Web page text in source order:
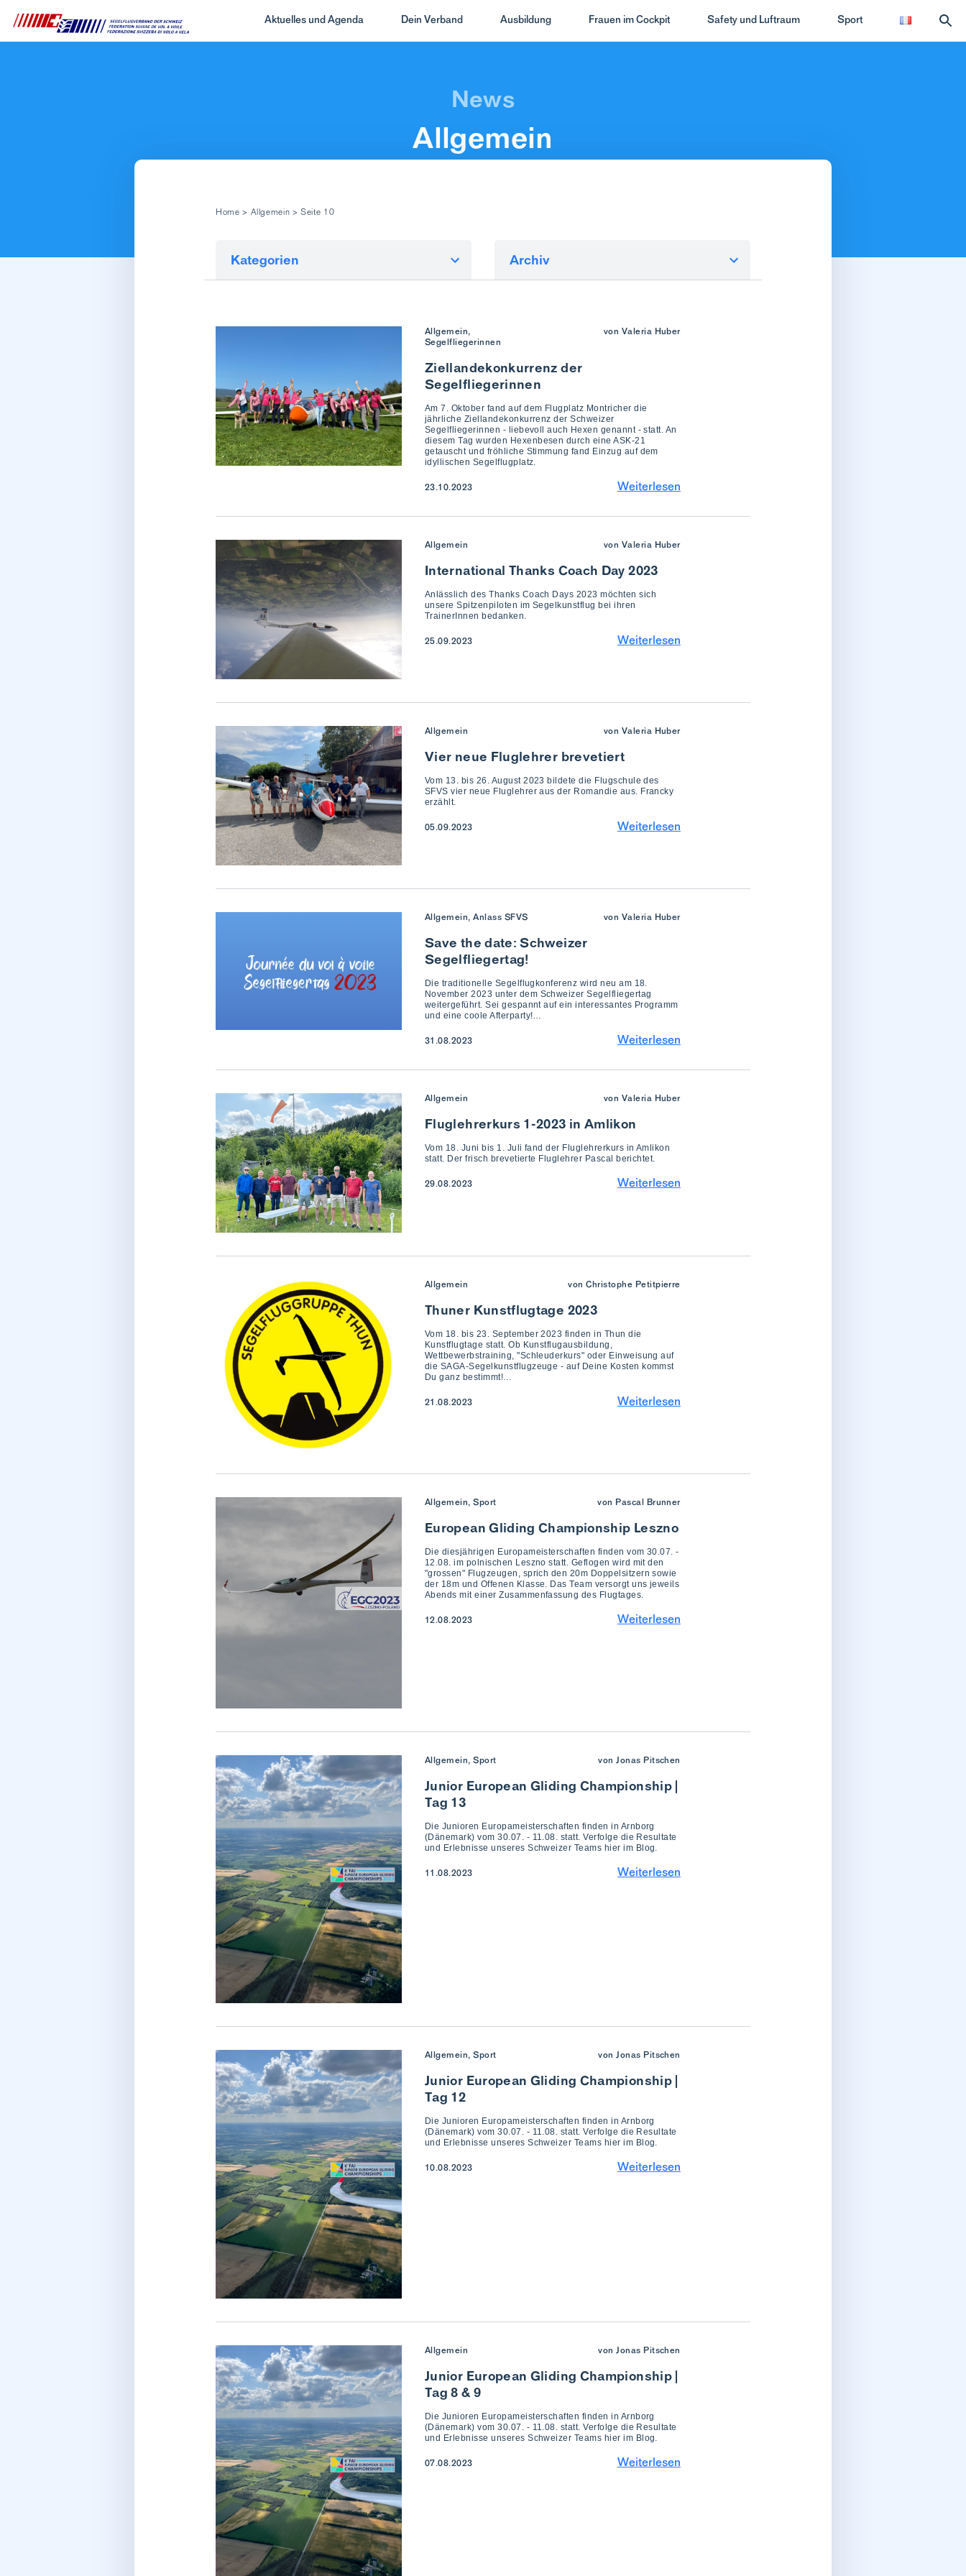
Aktuelles und Agenda Dein Verband Ausbildung Frauen im Cockpit Safety und Luftraum Sport
Allgemein
Home > Allgemein >Seite 10
Kategorien Archiv
Allgemein,
Segelfliegerinnen
von Valeria Huber
Ziellandekonkurrenz der
Segelfliegerinnen
Am 7. Oktober fand auf dem Flugplatz Montricher die
jährliche Ziellandekonkurrenz der Schweizer
Segelfliegerinnen - liebevoll auch Hexen genannt - statt. An
diesem Tag wurden Hexenbesen durch eine ASK-21
getauscht und fröhliche Stimmung fand Einzug auf dem
idyllischen Segelflugplatz.
23.10.2023 Weiterlesen
Allgemein von Valeria Huber
International Thanks Coach Day 2023
Anlässlich des Thanks Coach Days 2023 möchten sich
unsere Spitzenpiloten im Segelkunstflug bei ihren
TrainerInnen bedanken.
25.09.2023 Weiterlesen
Allgemein von Valeria Huber
Vier neue Fluglehrer brevetiert
Vom 13. bis 26. August 2023 bildete die Flugschule des
SFVS vier neue Fluglehrer aus der Romandie aus. Francky
erzählt.
05.09.2023 Weiterlesen
Allgemein, Anlass SFVS von Valeria Huber
Save the date: Schweizer
Segelfliegertag!
Die traditionelle Segelflugkonferenz wird neu am 18.
November 2023 unter dem Schweizer Segelfliegertag
weitergeführt. Sei gespannt auf ein interessantes Programm
und eine coole Afterparty!…
31.08.2023 Weiterlesen
Allgemein von Valeria Huber
Fluglehrerkurs 1-2023 in Amlikon
Vom 18. Juni bis 1. Juli fand der Fluglehrerkurs in Amlikon
statt. Der frisch brevetierte Fluglehrer Pascal berichtet.
29.08.2023 Weiterlesen
Allgemein von Christophe Petitpierre
Thuner Kunstflugtage 2023
Vom 18. bis 23. September 2023 finden in Thun die
Kunstflugtage statt. Ob Kunstflugausbildung,
Wettbewerbstraining, "Schleuderkurs" oder Einweisung auf
die SAGA-Segelkunstflugzeuge - auf Deine Kosten kommst
Du ganz bestimmt!…
21.08.2023 Weiterlesen
Allgemein, Sport von Pascal Brunner
European Gliding Championship Leszno
Die diesjährigen Europameisterschaften finden vom 30.07. -
12.08. im polnischen Leszno statt. Geflogen wird mit den
"grossen" Flugzeugen, sprich den 20m Doppelsitzern sowie
der 18m und Offenen Klasse. Das Team versorgt uns jeweils
Abends mit einer Zusammenfassung des Flugtages.
12.08.2023 Weiterlesen
Allgemein, Sport von Jonas Pitschen
Junior European Gliding Championship |
Tag 13
Die Junioren Europameisterschaften finden in Arnborg
(Dänemark) vom 30.07. - 11.08. statt. Verfolge die Resultate
und Erlebnisse unseres Schweizer Teams hier im Blog.
11.08.2023 Weiterlesen
Allgemein, Sport von Jonas Pitschen
Junior European Gliding Championship |
Tag 12
Die Junioren Europameisterschaften finden in Arnborg
(Dänemark) vom 30.07. - 11.08. statt. Verfolge die Resultate
und Erlebnisse unseres Schweizer Teams hier im Blog.
10.08.2023 Weiterlesen
Allgemein von Jonas Pitschen
Junior European Gliding Championship |
Tag 8 & 9
Die Junioren Europameisterschaften finden in Arnborg
(Dänemark) vom 30.07. - 11.08. statt. Verfolge die Resultate
und Erlebnisse unseres Schweizer Teams hier im Blog.
07.08.2023 Weiterlesen